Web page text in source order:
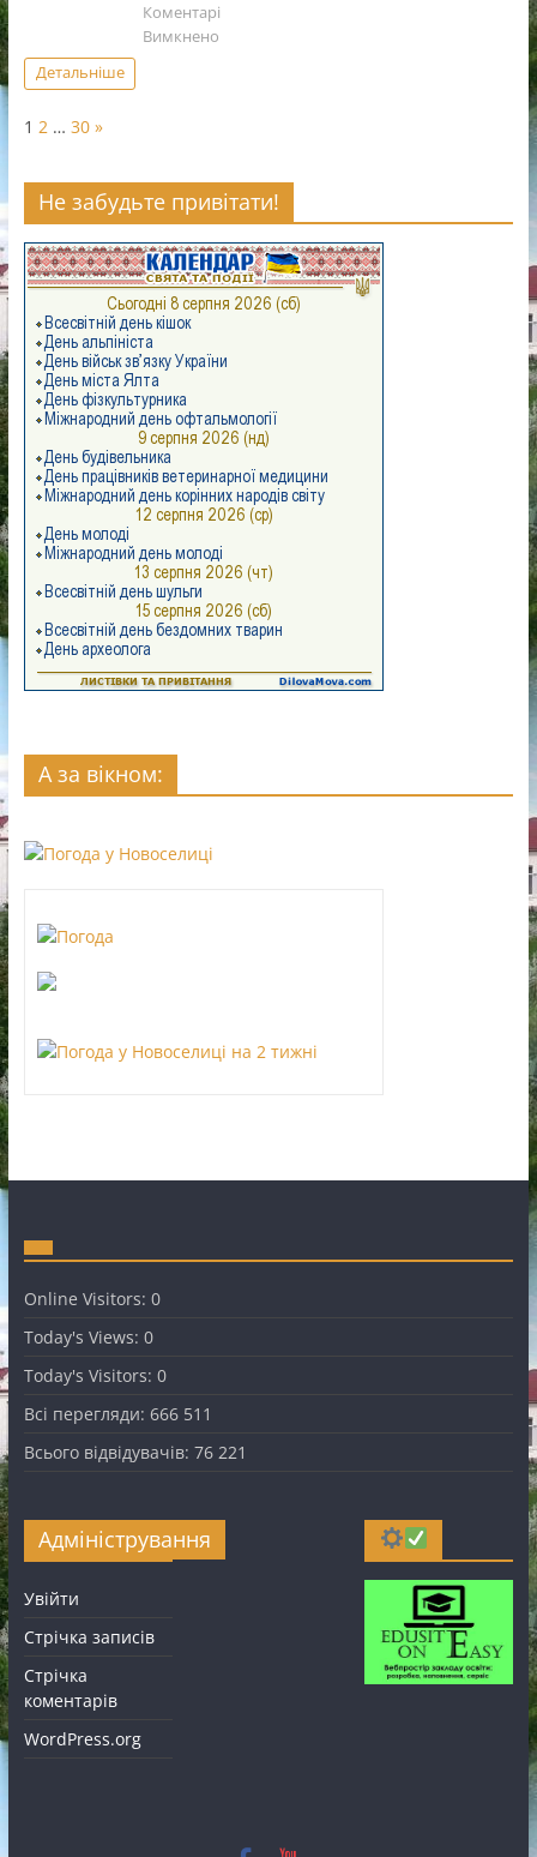
Коментарі
Вимкненодо
«Новорічна
композиція».
Детальніше
Page:
1 2 … 30 Next
»
Не забудьте привітати!
А за вікном:
Online Visitors: 0
Today's Views: 0
Today's Visitors: 0
Всі перегляди: 666 511
Всього відвідувачів: 76 221
Адміністрування
Увійти
Стрічка записів
Стрічка
коментарів
WordPress.org